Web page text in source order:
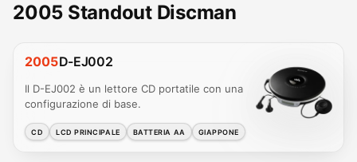
2005 Standout Discman
2005D-EJ002
Il D-EJ002 è un lettore CD portatile con una
configurazione di base.
CD LCD PRINCIPALE BATTERIA AA GIAPPONE